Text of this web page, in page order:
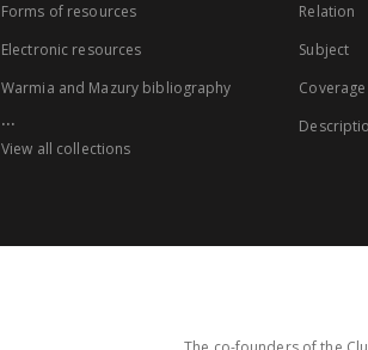
Forms of resources
Electronic resources
Warmia and Mazury bibliography
...
View all collections
Relation
Subject
Coverage